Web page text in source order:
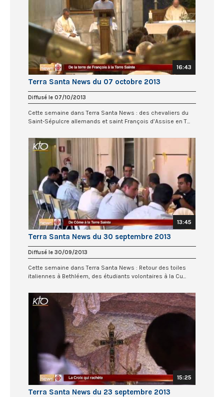
16:43
Terra Santa News du 07 octobre 2013
Diffusé le 07/10/2013
Cette semaine dans Terra Santa News : des chevaliers du
Saint-Sépulcre allemands et saint François d’Assise en T...
13:45
Terra Santa News du 30 septembre 2013
Diffusé le 30/09/2013
Cette semaine dans Terra Santa News : Retour des toiles
italiennes à Bethléem, des étudiants volontaires à la Cu...
15:25
Terra Santa News du 23 septembre 2013